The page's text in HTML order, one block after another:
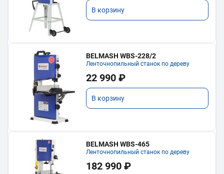
В корзину
BELMASH WBS-228/2
Ленточнопильный станок по дереву
22 990 ₽
В корзину
BELMASH WBS-465
Ленточнопильный станок по дереву
182 990 ₽